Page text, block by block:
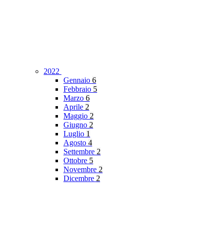
2022
Gennaio 6
Febbraio 5
Marzo 6
Aprile 2
Maggio 2
Giugno 2
Luglio 1
Agosto 4
Settembre 2
Ottobre 5
Novembre 2
Dicembre 2